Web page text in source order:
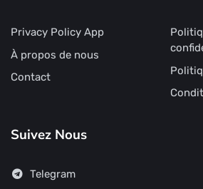
Privacy Policy App
À propos de nous
Contact
Suivez Nous
Telegram